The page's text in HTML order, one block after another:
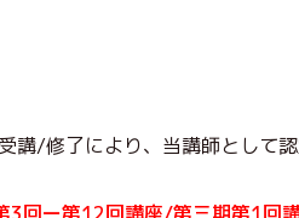
講/修了により、当講師として